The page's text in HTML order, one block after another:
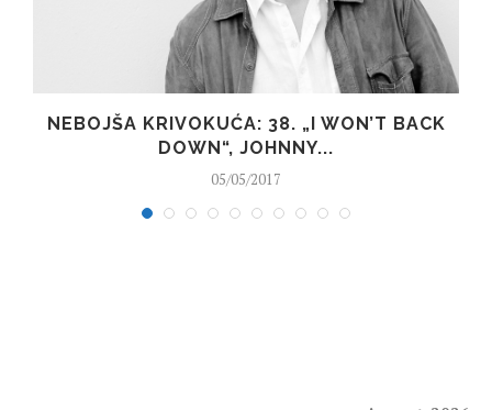
NEBOJŠA KRIVOKUĆA: 38. „I WON’T BACK
DOWN“, JOHNNY...
05/05/2017